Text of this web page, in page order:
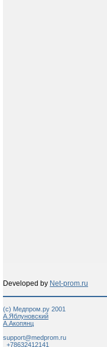
Developed by Net-prom.ru
(c) Медпром.ру 2001
А.Яблуновский
А.Акопянц
support@medprom.ru
+78632412141